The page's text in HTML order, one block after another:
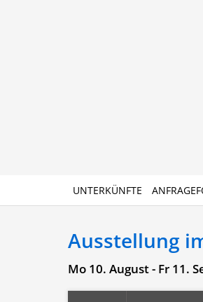
UNTERKÜNFTE
Ausstellung
Mo 10. August - Fr 11.